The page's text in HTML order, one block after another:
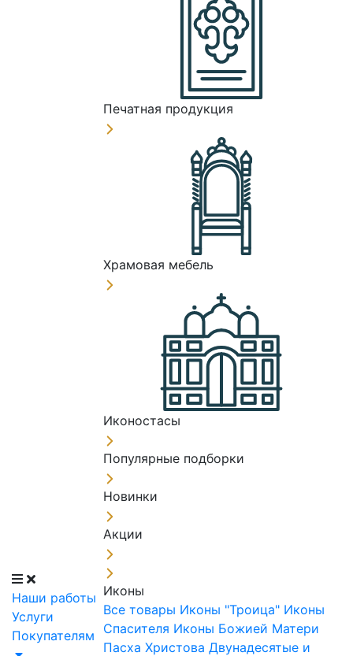
Наши работы
Услуги
Покупателям
Печатная продукция
Храмовая мебель
Иконостасы
Популярные подборки
Новинки
Акции
Иконы
Все товары Иконы "Троица" Иконы
Спасителя Иконы Божией Матери
Пасха Христова Двунадесятые и